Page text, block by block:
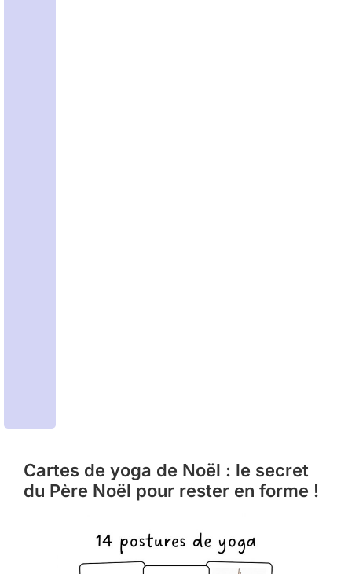
Cartes de yoga de Noël : le secret
du Père Noël pour rester en forme !